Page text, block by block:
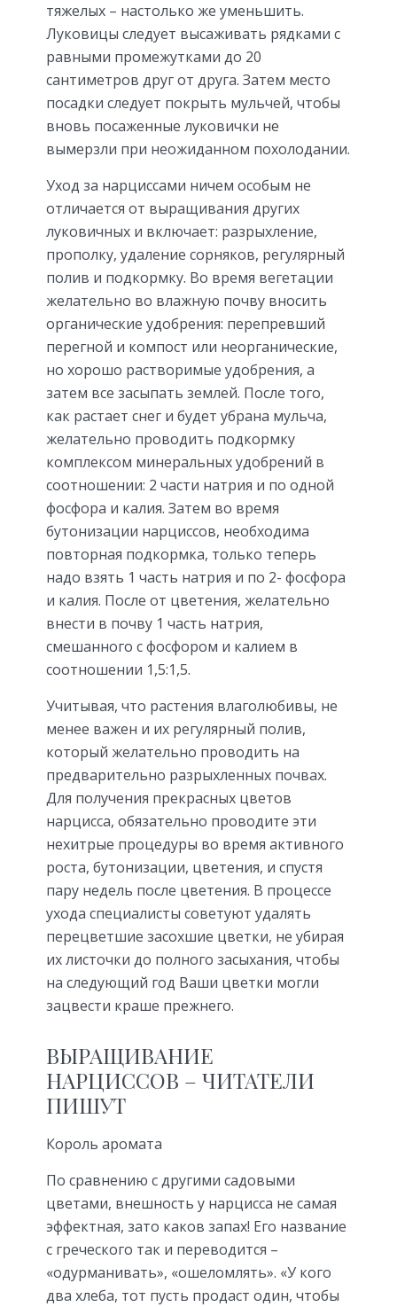
тяжелых – настолько же уменьшить.
Луковицы следует высаживать рядками с
равными промежутками до 20
сантиметров друг от друга. Затем место
посадки следует покрыть мульчей, чтобы
вновь посаженные луковички не
вымерзли при неожиданном похолодании.
Уход за нарциссами ничем особым не
отличается от выращивания других
луковичных и включает: разрыхление,
прополку, удаление сорняков, регулярный
полив и подкормку. Во время вегетации
желательно во влажную почву вносить
органические удобрения: перепревший
перегной и компост или неорганические,
но хорошо растворимые удобрения, а
затем все засыпать землей. После того,
как растает снег и будет убрана мульча,
желательно проводить подкормку
комплексом минеральных удобрений в
соотношении: 2 части натрия и по одной
фосфора и калия. Затем во время
бутонизации нарциссов, необходима
повторная подкормка, только теперь
надо взять 1 часть натрия и по 2- фосфора
и калия. После от цветения, желательно
внести в почву 1 часть натрия,
смешанного с фосфором и калием в
соотношении 1,5:1,5.
Учитывая, что растения влаголюбивы, не
менее важен и их регулярный полив,
который желательно проводить на
предварительно разрыхленных почвах.
Для получения прекрасных цветов
нарцисса, обязательно проводите эти
нехитрые процедуры во время активного
роста, бутонизации, цветения, и спустя
пару недель после цветения. В процессе
ухода специалисты советуют удалять
перецветшие засохшие цветки, не убирая
их листочки до полного засыхания, чтобы
на следующий год Ваши цветки могли
зацвести краше прежнего.
ВЫРАЩИВАНИЕ
НАРЦИССОВ – ЧИТАТЕЛИ
ПИШУТ
Король аромата
По сравнению с другими садовыми
цветами, внешность у нарцисса не самая
эффектная, зато каков запах! Его название
с греческого так и переводится –
«одурманивать», «ошеломлять». «У кого
два хлеба, тот пусть продаст один, чтобы